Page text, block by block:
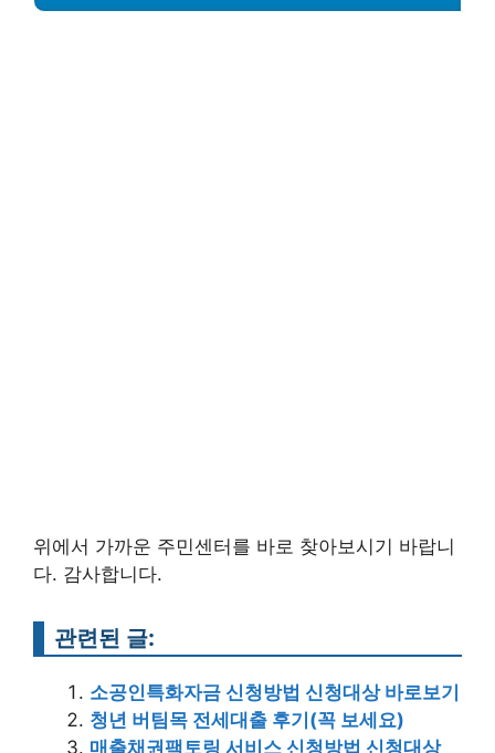
위에서 가까운 주민센터를 바로 찾아보시기 바랍니
다. 감사합니다.
관련된 글:
소공인특화자금 신청방법 신청대상 바로보기
청년 버팀목 전세대출 후기(꼭 보세요)
매출채권팩토링 서비스 신청방법 신청대상